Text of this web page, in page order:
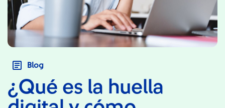
Blog
¿Qué es la huella